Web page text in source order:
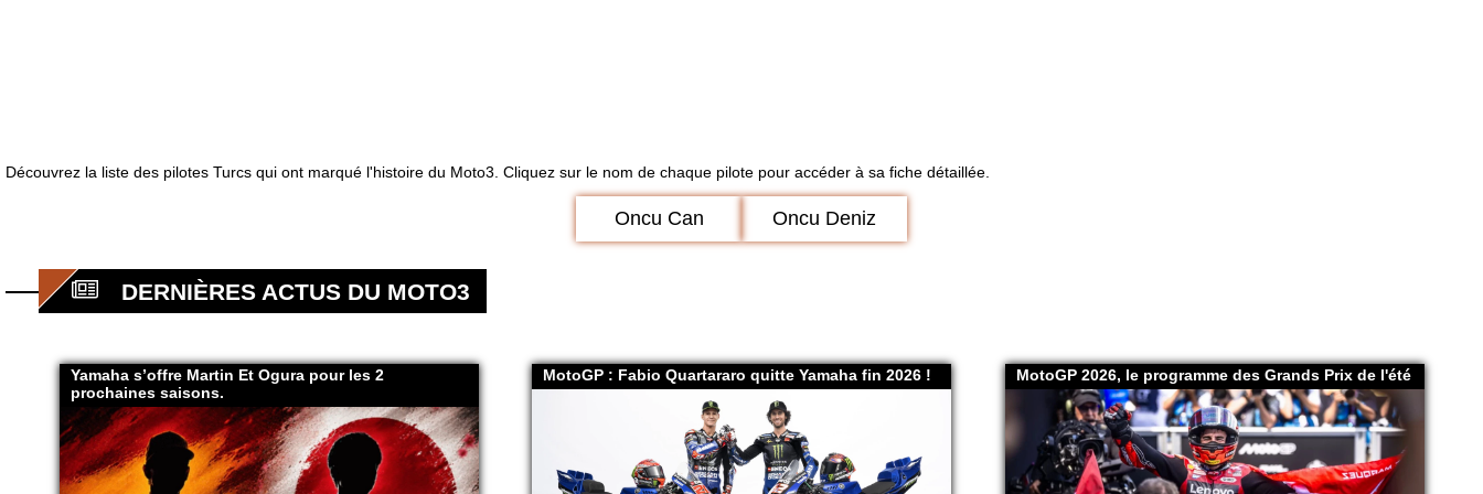
Découvrez la liste des pilotes Turcs qui ont marqué l'histoire du Moto3. Cliquez sur le nom de chaque pilote pour accéder à sa fiche détaillée.
Oncu Can Oncu Deniz
DERNIÈRES ACTUS DU MOTO3
Yamaha s’offre Martin Et Ogura pour les 2
prochaines saisons.
MotoGP : Fabio Quartararo quitte Yamaha fin 2026 ! MotoGP 2026, le programme des Grands Prix de l'été